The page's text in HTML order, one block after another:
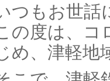
つもお世話
の度は、コ
め、津軽地